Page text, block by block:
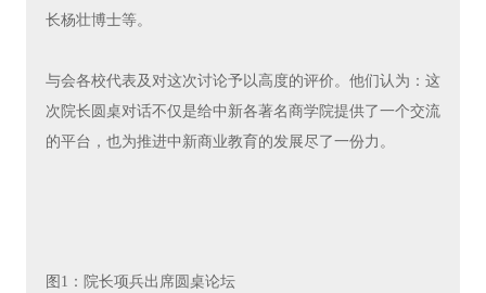
长杨壮博士等。
与会各校代表及对这次讨论予以高度的评价。他们认为：这
次院长圆桌对话不仅是给中新各著名商学院提供了一个交流
的平台，也为推进中新商业教育的发展尽了一份力。
图1：院长项兵出席圆桌论坛